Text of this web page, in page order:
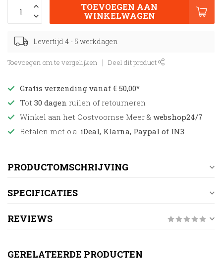
TOEVOEGEN AAN
WINKELWAGEN
Levertijd 4 - 5 werkdagen
Toevoegen om te vergelijken Deel dit product
Gratis verzending vanaf € 50,00*
Tot 30 dagen ruilen of retourneren
Winkel aan het Oostvoornse Meer & webshop24/7
Betalen met o.a. iDeal, Klarna, Paypal of IN3
PRODUCTOMSCHRIJVING
SPECIFICATIES
REVIEWS
GERELATEERDE PRODUCTEN